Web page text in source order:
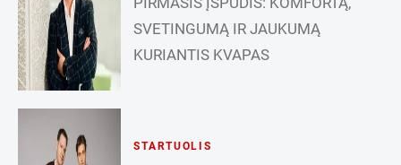
SVETINGUMĄ IR JAUKUMĄ
KURIANTIS KVAPAS
STARTUOLIS